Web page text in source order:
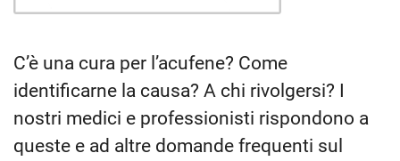
C’è una cura per l’acufene? Come
identificarne la causa? A chi rivolgersi? I
nostri medici e professionisti rispondono a
queste e ad altre domande frequenti sul